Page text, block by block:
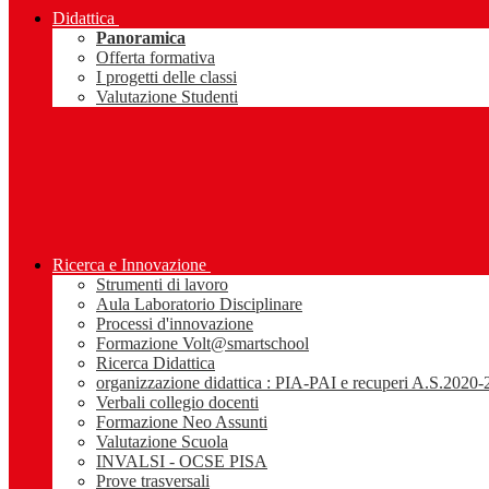
Didattica
Panoramica
Offerta formativa
I progetti delle classi
Valutazione Studenti
Ricerca e Innovazione
Strumenti di lavoro
Aula Laboratorio Disciplinare
Processi d'innovazione
Formazione Volt@smartschool
Ricerca Didattica
organizzazione didattica : PIA-PAI e recuperi A.S.2020-
Verbali collegio docenti
Formazione Neo Assunti
Valutazione Scuola
INVALSI - OCSE PISA
Prove trasversali